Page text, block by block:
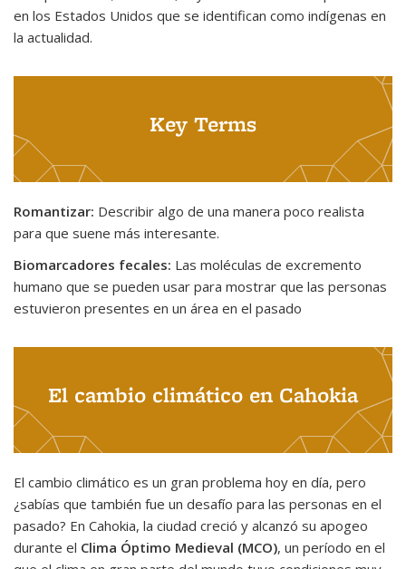
en los Estados Unidos que se identifican como indígenas en
la actualidad.
Key Terms
Romantizar: Describir algo de una manera poco realista
para que suene más interesante.
Biomarcadores fecales: Las moléculas de excremento
humano que se pueden usar para mostrar que las personas
estuvieron presentes en un área en el pasado
El cambio climático en Cahokia
El cambio climático es un gran problema hoy en día, pero
¿sabías que también fue un desafío para las personas en el
pasado? En Cahokia, la ciudad creció y alcanzó su apogeo
durante el Clima Óptimo Medieval (MCO), un período en el